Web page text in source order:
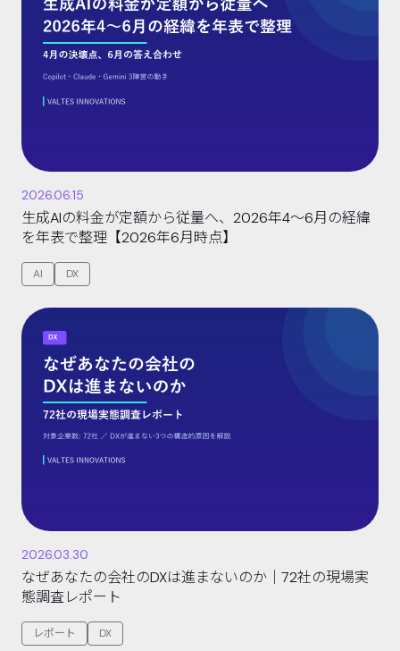
2026.06.15
生成AIの料金が定額から従量へ、2026年4〜6月の経緯
を年表で整理【2026年6月時点】
AI DX
2026.03.30
なぜあなたの会社のDXは進まないのか｜72社の現場実
態調査レポート
レポート DX